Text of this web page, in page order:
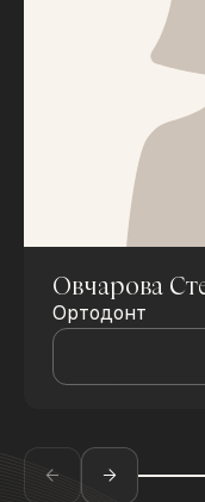
Овчарова
Ортодонт